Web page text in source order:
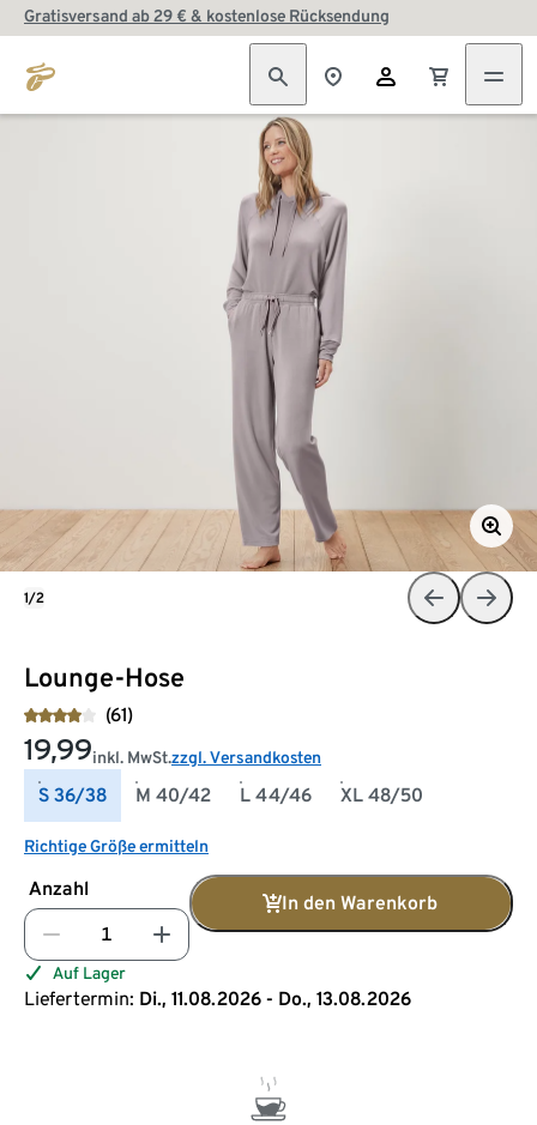
Gratisversand ab 29 € & kostenlose Rücksendung
Lounge-Hose
(61)
19,99inkl. MwSt.zzgl. Versandkosten
S 36/38 M 40/42 L 44/46 XL 48/50
Richtige Größe ermitteln
Anzahl
In den Warenkorb
Auf Lager
Liefertermin: Di., 11.08.2026 - Do., 13.08.2026
1/2